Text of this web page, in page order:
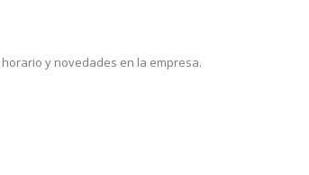
y novedades en la empresa.